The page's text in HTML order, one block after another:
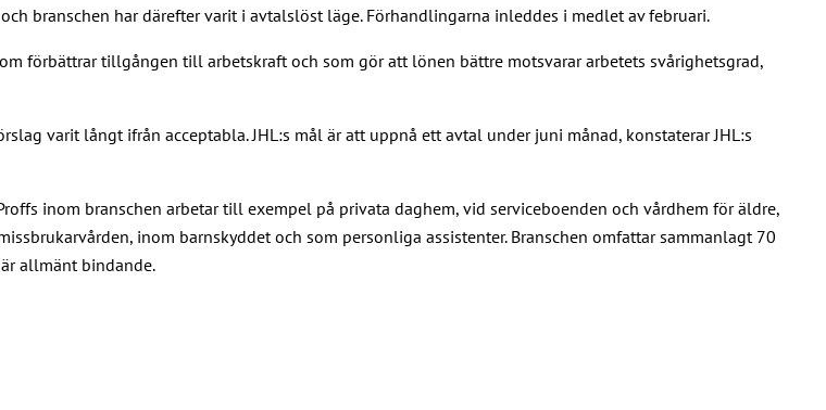
branschen har därefter varit i avtalslöst läge. Förhandlingarna inleddes i medlet av februari.
förbättrar tillgången till arbetskraft och som gör att lönen bättre motsvarar arbetets svårighetsgrad,
varit långt ifrån acceptabla. JHL:s mål är att uppnå ett avtal under juni månad, konstaterar JHL:s
inom branschen arbetar till exempel på privata daghem, vid serviceboenden och vårdhem för äldre,
inom barnskyddet och som personliga assistenter. Branschen omfattar sammanlagt 70
allmänt bindande.